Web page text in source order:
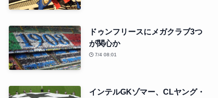
ドゥンフリースにメガクラブ3つ
が関心か
7/4 08:01
インテルGKゾマー、CLヤング・